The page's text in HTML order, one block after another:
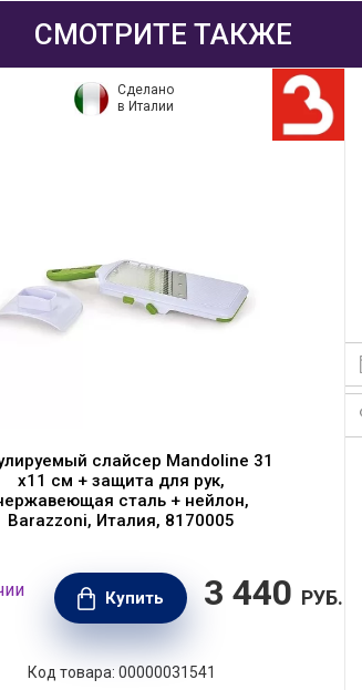
СМОТРИТЕ ТАКЖЕ
Сделано
в Италии
слайсер Mandoline 31
х11 см + защита для рук,
сталь + нейлон,
Barazzoni, Италия, 8170005
Купить 3 440 РУБ.
Код товара: 00000031541